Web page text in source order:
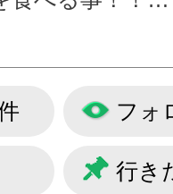
王子市民皆様
サイトです。
子を皆さんに
フォ
行き